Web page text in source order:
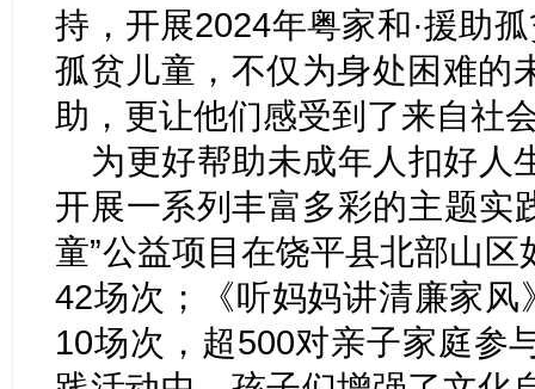
持，开展2024年粤家和·援助
孤贫儿童，不仅为身处困难的
助，更让他们感受到了来自社
为更好帮助未成年人扣好人
开展一系列丰富多彩的主题实
童”公益项目在饶平县北部山
42场次；《听妈妈讲清廉家风
10场次，超500对亲子家庭参